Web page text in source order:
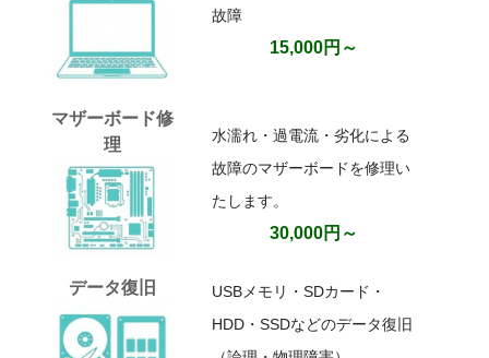
故障
15,000円～
マザーボード修
理
水濡れ・過電流・劣化による
故障のマザーボードを修理い
たします。
30,000円～
データ復旧
USBメモリ・SDカード・
HDD・SSDなどのデータ復旧